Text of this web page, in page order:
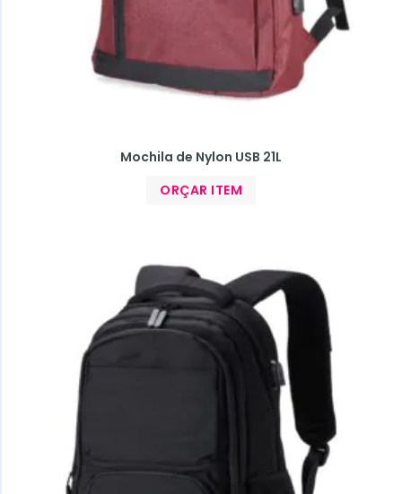
Mochila de Nylon USB 21L
ORÇAR ITEM